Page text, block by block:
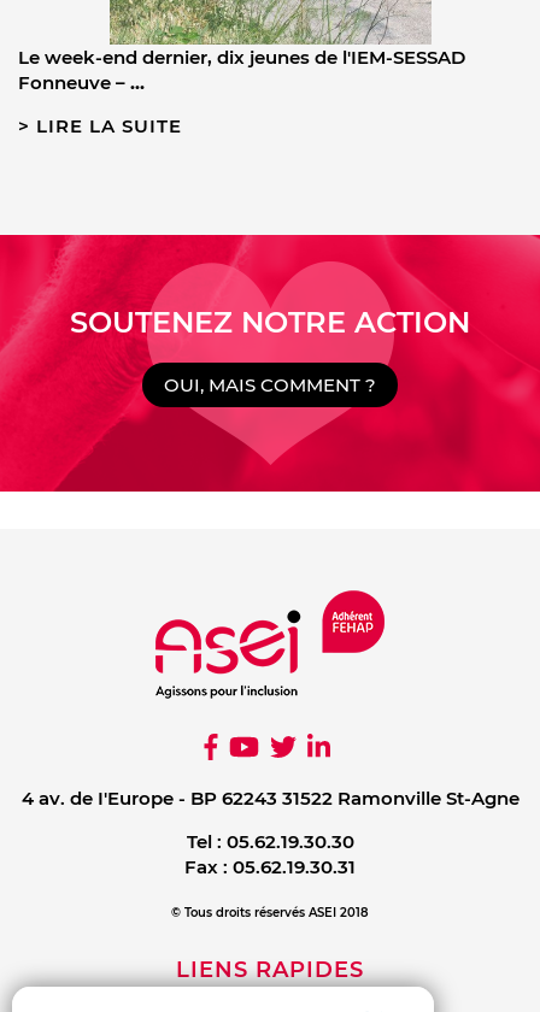
Le week-end dernier, dix jeunes de l'IEM-SESSAD
Fonneuve – …
LIRE LA SUITE
SOUTENEZ NOTRE ACTION
OUI, MAIS COMMENT ?
4 av. de I'Europe - BP 62243 31522 Ramonville St-Agne
Tel : 05.62.19.30.30
Fax : 05.62.19.30.31
© Tous droits réservés ASEI 2018
LIENS RAPIDES